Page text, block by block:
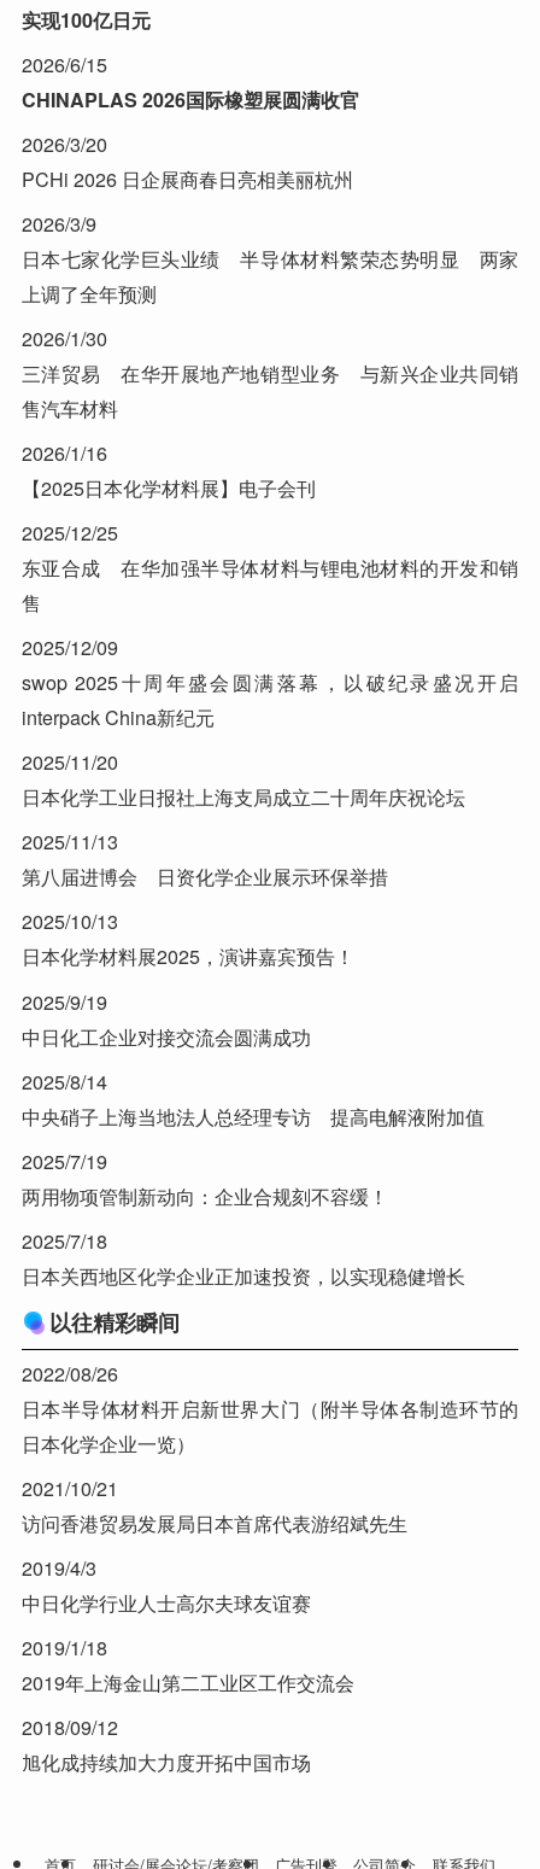
实现100亿日元
2026/6/15
CHINAPLAS 2026国际橡塑展圆满收官
2026/3/20
PCHi 2026 日企展商春日亮相美丽杭州
2026/3/9
日本七家化学巨头业绩 半导体材料繁荣态势明显 两家
上调了全年预测
2026/1/30
三洋贸易 在华开展地产地销型业务 与新兴企业共同销
售汽车材料
2026/1/16
【2025日本化学材料展】电子会刊
2025/12/25
东亚合成 在华加强半导体材料与锂电池材料的开发和销
售
2025/12/09
swop 2025十周年盛会圆满落幕，以破纪录盛况开启
interpack China新纪元
2025/11/20
日本化学工业日报社上海支局成立二十周年庆祝论坛
2025/11/13
第八届进博会 日资化学企业展示环保举措
2025/10/13
日本化学材料展2025，演讲嘉宾预告！
2025/9/19
中日化工企业对接交流会圆满成功
2025/8/14
中央硝子上海当地法人总经理专访 提高电解液附加值
2025/7/19
两用物项管制新动向：企业合规刻不容缓！
2025/7/18
日本关西地区化学企业正加速投资，以实现稳健增长
以往精彩瞬间
2022/08/26
日本半导体材料开启新世界大门（附半导体各制造环节的
日本化学企业一览）
2021/10/21
访问香港贸易发展局日本首席代表游绍斌先生
2019/4/3
中日化学行业人士高尔夫球友谊赛
2019/1/18
2019年上海金山第二工业区工作交流会
2018/09/12
旭化成持续加大力度开拓中国市场